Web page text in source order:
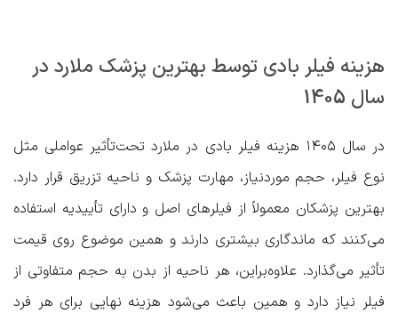
هزینه فیلر بادی توسط بهترین پزشک ملارد در
سال 1405
در سال ۱۴۰۵ هزینه فیلر بادی در ملارد تحت‌تأثیر عواملی مثل
نوع فیلر، حجم موردنیاز، مهارت پزشک و ناحیه تزریق قرار دارد.
بهترین پزشکان معمولاً از فیلرهای اصل و دارای تأییدیه استفاده
می‌کنند که ماندگاری بیشتری دارند و همین موضوع روی قیمت
تأثیر می‌گذارد. علاوه‌براین، هر ناحیه از بدن به حجم متفاوتی از
فیلر نیاز دارد و همین باعث می‌شود هزینه نهایی برای هر فرد